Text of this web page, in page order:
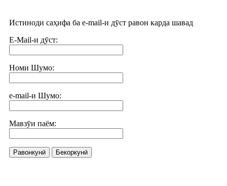
Истиноди саҳифа ба e-mail-и дӯст равон карда шавад
E-Mail-и дӯст:
Номи Шумо:
e-mail-и Шумо:
Мавзӯи паём:
Равонкунӣ Бекоркунӣ